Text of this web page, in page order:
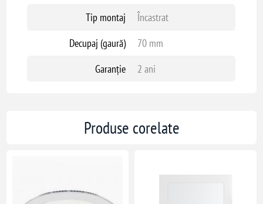
Tip montaj
Încastrat
Decupaj (gaură)
70 mm
Garanție
2 ani
Produse corelate